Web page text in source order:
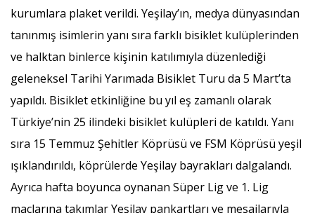
kurumlara plaket verildi. Yeşilay’ın, medya dünyasından
tanınmış isimlerin yanı sıra farklı bisiklet kulüplerinden
ve halktan binlerce kişinin katılımıyla düzenlediği
geleneksel Tarihi Yarımada Bisiklet Turu da 5 Mart’ta
yapıldı. Bisiklet etkinliğine bu yıl eş zamanlı olarak
Türkiye’nin 25 ilindeki bisiklet kulüpleri de katıldı. Yanı
sıra 15 Temmuz Şehitler Köprüsü ve FSM Köprüsü yeşil
ışıklandırıldı, köprülerde Yeşilay bayrakları dalgalandı.
Ayrıca hafta boyunca oynanan Süper Lig ve 1. Lig
maçlarına takımlar Yeşilay pankartları ve mesajlarıyla